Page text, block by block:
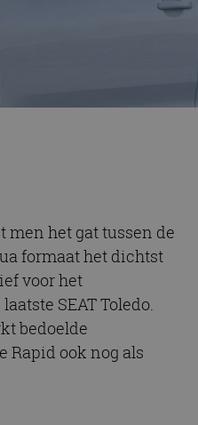
men het gat tussen de
formaat het dichtst
voor het
SEAT Toledo.
bedoelde
Rapid ook nog als